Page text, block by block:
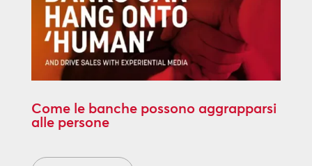
Come le banche possono aggrapparsi
alle persone